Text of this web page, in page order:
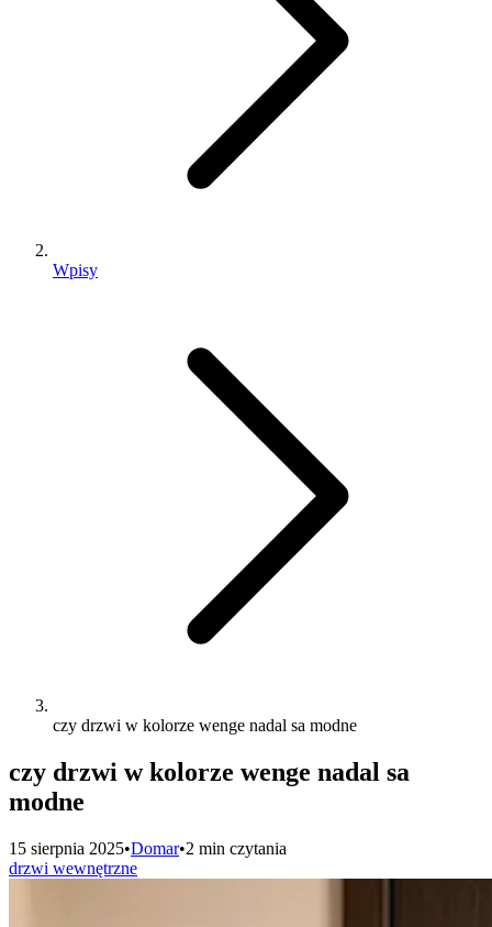
Wpisy
czy drzwi w kolorze wenge nadal sa modne
czy drzwi w kolorze wenge nadal sa
modne
15 sierpnia 2025•Domar•2 min czytania
drzwi wewnętrzne